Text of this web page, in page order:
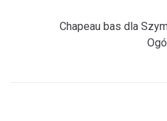
Chapeau bas dla